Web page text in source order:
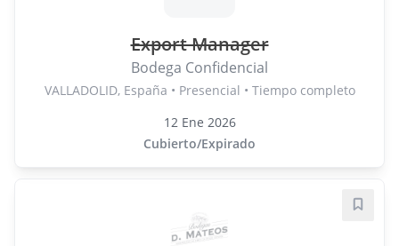
Export Manager
Bodega Confidencial
VALLADOLID, España • Presencial • Tiempo completo
12 Ene 2026
Cubierto/Expirado